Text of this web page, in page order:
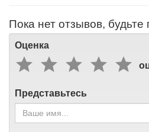
Пока нет отзывов,
Оценка
Представьтесь